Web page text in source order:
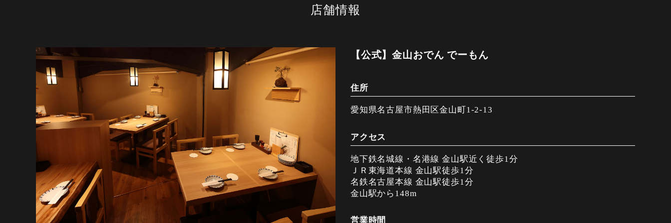
店舗情報
【公式】金山おでん でーもん
住所
愛知県名古屋市熱田区金山町1-2-13
アクセス
地下鉄名城線・名港線 金山駅近く徒歩1分
ＪＲ東海道本線 金山駅徒歩1分
名鉄名古屋本線 金山駅徒歩1分
金山駅から148m
営業時間